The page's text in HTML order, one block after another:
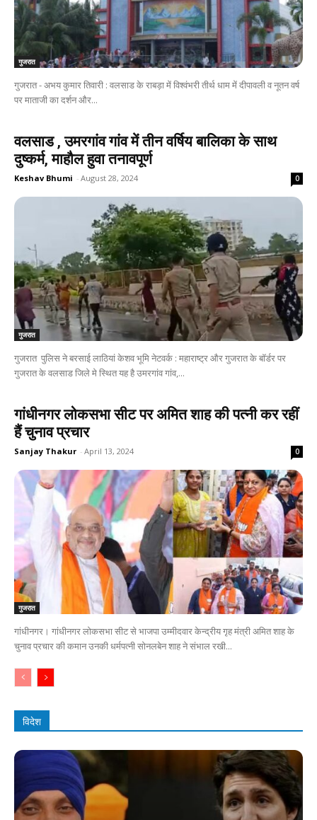
गुजरात
गुजरात - अभय कुमार तिवारी : वलसाड के राबड़ा में विश्वंभरी तीर्थ धाम में दीपावली व नूतन वर्ष
पर माताजी का दर्शन और...
वलसाड , उमरगांव गांव में तीन वर्षिय बालिका के साथ
दुष्कर्म, माहौल हुवा तनावपूर्ण
Keshav Bhumi - August 28, 2024 0
गुजरात
गुजरात पुलिस ने बरसाई लाठियां केशव भूमि नेटवर्क : महाराष्ट्र और गुजरात के बॉर्डर पर
गुजरात के वलसाड जिले मे स्थित यह है उमरगांव गांव,...
गांधीनगर लोकसभा सीट पर अमित शाह की पत्नी कर रहीं
हैं चुनाव प्रचार
Sanjay Thakur - April 13, 2024 0
गुजरात
गांधीनगर। गांधीनगर लोकसभा सीट से भाजपा उम्मीदवार केन्द्रीय गृह मंत्री अमित शाह के
चुनाव प्रचार की कमान उनकी धर्मपत्नी सोनलबेन शाह ने संभाल रखी...
विदेश